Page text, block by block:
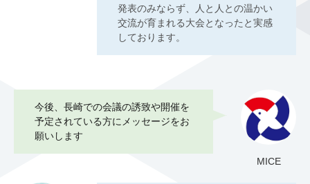
発表のみならず、人と人との温かい
交流が育まれる大会となったと実感
しております。
MICE
今後、長崎での会議の誘致や開催を
予定されている方にメッセージをお
願いします